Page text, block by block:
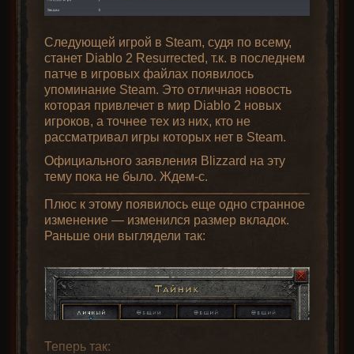
Улучшение
комплектных
предметов
Ингредиенты Версия Результат
Обычное
комплектное
оружие +
руна Рал x1 +
руна Сол x1
+
Идеальный
v2.4
Исключительная
версия
комплектного
оружия
(базовый тип
оружия
улучшится на
одну ступень:
"Короткий меч" ->
"Гладиус")
Элитная
ЖИВЁЁЁМ, ААААААААА
Фух.
В общем, вы меня поняли.
Встретимся на просторах Санктуария,
герои! (новость про ладдер будет чуть
позже)
2
Кузня
Преисподней
(Hell's Forge)
Молот
Адской
(Hell Forge
2
Кузня
Преисподней
(Hell's Forge)
души
Мефисто
(Mephisto's
Soulstone)
раскрытия потенциала
Дерево умений
Амазонка с Неистовством молний
вкладывается в первую очередь в ветку
Дротиков и копий.
Вложите по одному очку умений в каждое из
следующих умений:
Выпад (Jab)
Пробивание (Pierce)
Замедление снарядов (Slow
Доведите каждое умение из следующего
списка до максимума в нижеописанном
порядке:
Следующей игрой в Steam, судя по всему,
станет Diablo 2 Resurrected, т.к. в последнем
патче в игровых файлах появилось
упоминание Steam. Это отличная новость
которая привлечет в мир Diablo 2 новых
игроков, а точнее тех из них, кто не
рассматривал игры которых нет в Steam.
Официального заявления Blizzard на эту
тему пока не было. Ждем-с.
Плюс к этому появилось еще одно странное
изменение — изменился размер вкладок.
Раньше они выглядели так:
Теперь так: